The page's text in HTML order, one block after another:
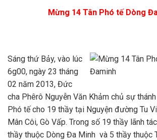
Mừng 14 Tân Phó tế Dòng
Sáng thứ Bảy, vào lúc
6g00, ngày 23 tháng
02 năm 2013, Đức
cha Phêrô Nguyễn Văn Khảm chủ sự
Phó tế cho 19 thầy tại Nguyện đường Tu
Mân Côi, Gò Vấp. Trong số 19 thầy lãnh
thầy thuộc Dòng Đa Minh và 5 thầy thuộc